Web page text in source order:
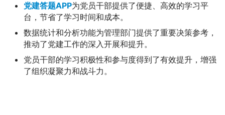
党建答题APP为党员干部提供了便捷、高效的学习平
台，节省了学习时间和成本。
数据统计和分析功能为管理部门提供了重要决策参考，
推动了党建工作的深入开展和提升。
党员干部的学习积极性和参与度得到了有效提升，增强
了组织凝聚力和战斗力。